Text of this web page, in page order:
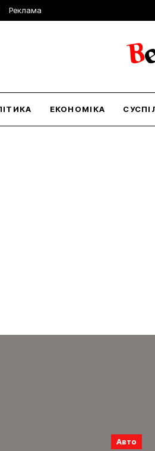
Реклама
ЕКОНОМІКА
Авто